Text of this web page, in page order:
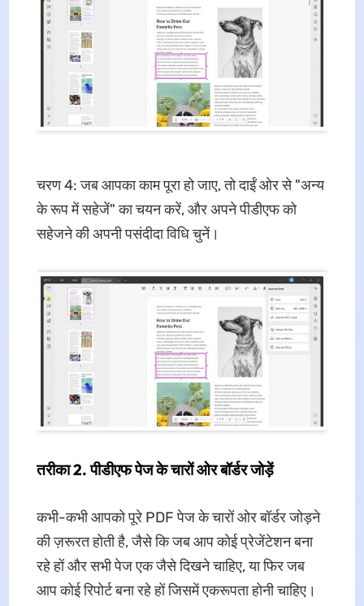
चरण 4: जब आपका काम पूरा हो जाए, तो दाईं ओर से "अन्य
के रूप में सहेजें" का चयन करें, और अपने पीडीएफ को
सहेजने की अपनी पसंदीदा विधि चुनें।
तरीका 2. पीडीएफ पेज के चारों ओर बॉर्डर जोड़ें
कभी-कभी आपको पूरे PDF पेज के चारों ओर बॉर्डर जोड़ने
की ज़रूरत होती है, जैसे कि जब आप कोई प्रेजेंटेशन बना
रहे हों और सभी पेज एक जैसे दिखने चाहिए, या फिर जब
आप कोई रिपोर्ट बना रहे हों जिसमें एकरूपता होनी चाहिए।